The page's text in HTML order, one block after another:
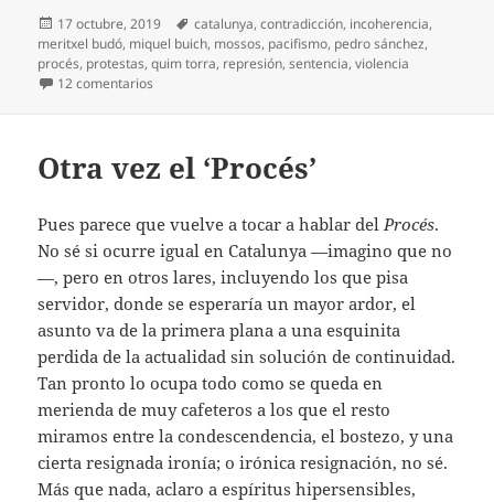
Publicado
el
17 octubre, 2019 Etiquetas
catalunya,contradicción, incoherencia,
meritxel budó, miquel buich, mossos, pacifismo, pedro sánchez,
procés, protestas,quim torra, represión,sentencia,violencia
12 comentarios
Otra vez el ‘Procés’
Pues parece que vuelve a tocar a hablar del Procés.
No sé si ocurre igual en Catalunya —imagino que no
—, pero en otros lares, incluyendo los que pisa
servidor, donde se esperaría un mayor ardor, el
asunto va de la primera plana a una esquinita
perdida de la actualidad sin solución de continuidad.
Tan pronto lo ocupa todo como se queda en
merienda de muy cafeteros a los que el resto
miramos entre la condescendencia, el bostezo, y una
cierta resignada ironía; o irónica resignación, no sé.
Más que nada, aclaro a espíritus hipersensibles,